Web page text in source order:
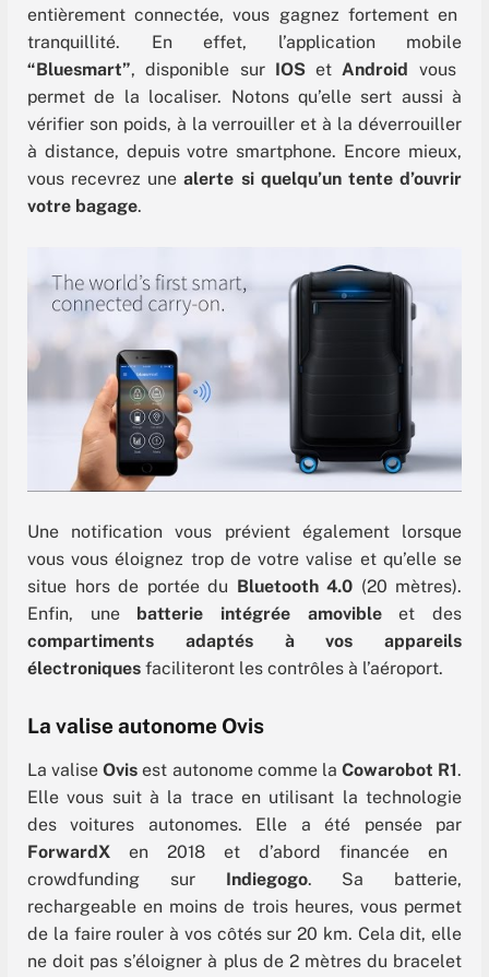
entièrement connectée, vous gagnez fortement en
tranquillité. En effet, l’application mobile
“Bluesmart”, disponible sur IOSetAndroid vous
permet de la localiser. Notons qu’elle sert aussi à
vérifier son poids, à la verrouiller et à la déverrouiller
à distance, depuis votre smartphone. Encore mieux,
vous recevrez unealerte si quelqu’un tente d’ouvrir
votre bagage.
Une notification vous prévient également lorsque
vous vous éloignez trop de votre valise et qu’elle se
situe hors de portée du Bluetooth 4.0 (20 mètres).
Enfin, une batterie intégrée amovibleet des
compartiments adaptés à vos appareils
électroniques faciliteront les contrôles à l’aéroport.
La valise autonome Ovis
La valiseOvis est autonome comme la Cowarobot R1.
Elle vous suit à la trace en utilisant la technologie
des voitures autonomes. Elle a été pensée par
ForwardX en 2018 et d’abord financée en
crowdfunding sur Indiegogo. Sa batterie,
rechargeable en moins de trois heures, vous permet
de la faire rouler à vos côtés sur 20 km. Cela dit, elle
ne doit pas s’éloigner à plus de 2 mètres du bracelet